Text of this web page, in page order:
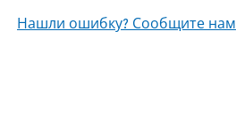
Нашли ошибку? Сообщите нам